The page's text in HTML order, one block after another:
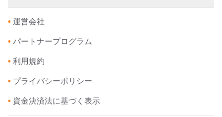
• 運営会社
• パートナープログラム
• 利用規約
• プライバシーポリシー
• 資金決済法に基づく表示